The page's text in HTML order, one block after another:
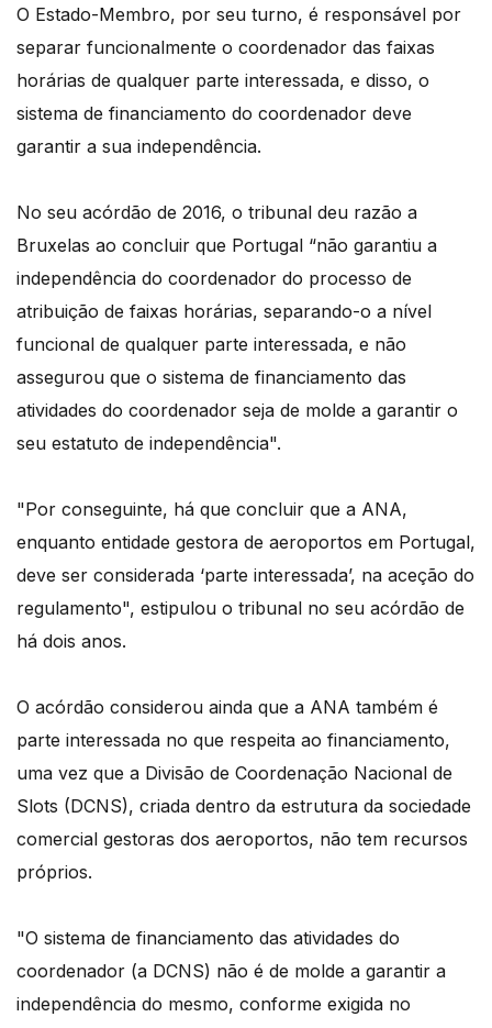
O Estado-Membro, por seu turno, é responsável por
separar funcionalmente o coordenador das faixas
horárias de qualquer parte interessada, e disso, o
sistema de financiamento do coordenador deve
garantir a sua independência.
No seu acórdão de 2016, o tribunal deu razão a
Bruxelas ao concluir que Portugal “não garantiu a
independência do coordenador do processo de
atribuição de faixas horárias, separando-o a nível
funcional de qualquer parte interessada, e não
assegurou que o sistema de financiamento das
atividades do coordenador seja de molde a garantir o
seu estatuto de independência".
"Por conseguinte, há que concluir que a ANA,
enquanto entidade gestora de aeroportos em Portugal,
deve ser considerada ‘parte interessada’, na aceção do
regulamento", estipulou o tribunal no seu acórdão de
há dois anos.
O acórdão considerou ainda que a ANA também é
parte interessada no que respeita ao financiamento,
uma vez que a Divisão de Coordenação Nacional de
Slots (DCNS), criada dentro da estrutura da sociedade
comercial gestoras dos aeroportos, não tem recursos
próprios.
"O sistema de financiamento das atividades do
coordenador (a DCNS) não é de molde a garantir a
independência do mesmo, conforme exigida no